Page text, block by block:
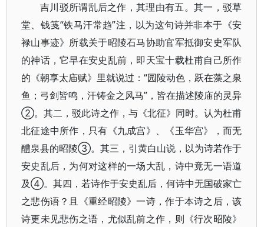
吉川驳所谓乱后之作，其理由有五。其一，驳草
堂、钱笺“铁马汗常趋”注，以为这句诗并非本于《安
禄山事迹》所载关于昭陵石马协助官军抵御安史军队
的神话，它早在安史乱前，即天宝十载杜甫自己所作
的《朝享太庙赋》里就说过：“园陵动色，跃在藻之泉
鱼；弓剑皆鸣，汗铸金之风马”，皆在描述陵庙的灵异
②。其二，驳此诗之作，与《北征》同时。认为杜甫
北征途中所作，只有《九成宫》、《玉华宫》，而无
醴泉县的昭陵③。其三，引黄白山说，以为诗若作于
安史乱后，为何对这样的一场大乱，诗中竟无一语道
及④。其四，若诗作于安史乱后，何诗中无国破家亡
之悲伤语？且《重经昭陵》一诗，作于本诗之后，该
诗更未见悲伤之语，尤似乱前之作，则《行次昭陵》